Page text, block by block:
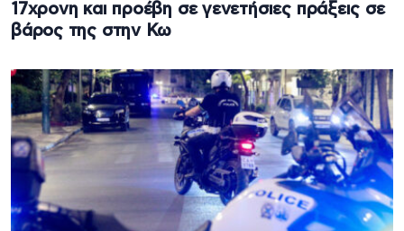
17χρονη και προέβη σε γενετήσιες πράξεις σε
βάρος της στην Κω